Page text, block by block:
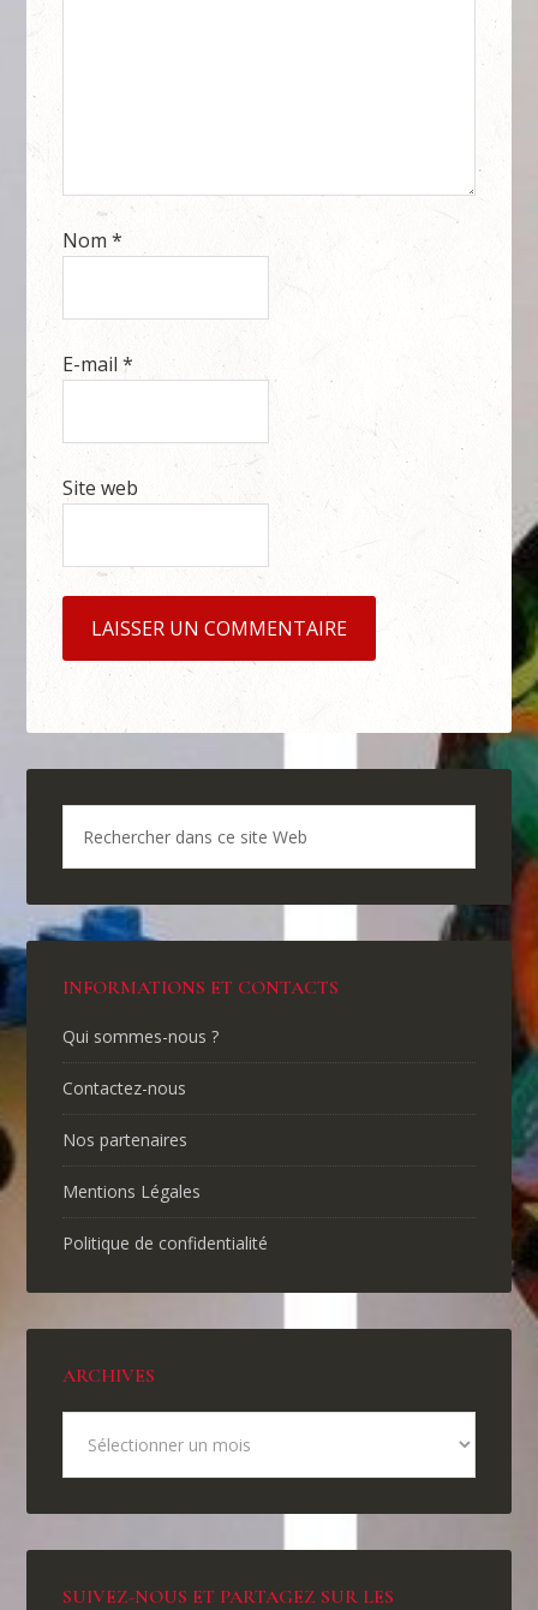
Nom*
E-mail*
Site web
INFORMATIONS ET CONTACTS
Qui sommes-nous ?
Contactez-nous
Nos partenaires
Mentions Légales
Politique de confidentialité
ARCHIVES
SUIVEZ-NOUS ET PARTAGEZ SUR LES